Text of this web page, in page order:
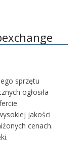
sprzętu
ogłosiła
jakości
cenach.